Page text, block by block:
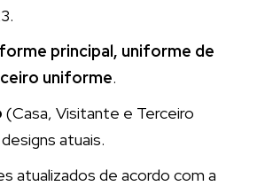
principal, uniforme de
uniforme.
(Casa, Visitante e Terceiro
atuais.
atualizados de acordo com a